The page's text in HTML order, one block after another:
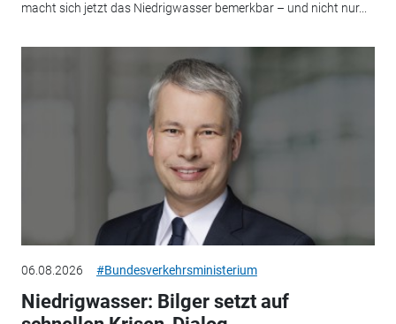
macht sich jetzt das Niedrigwasser bemerkbar – und nicht nur...
06.08.2026 #Bundesverkehrsministerium
Niedrigwasser: Bilger setzt auf